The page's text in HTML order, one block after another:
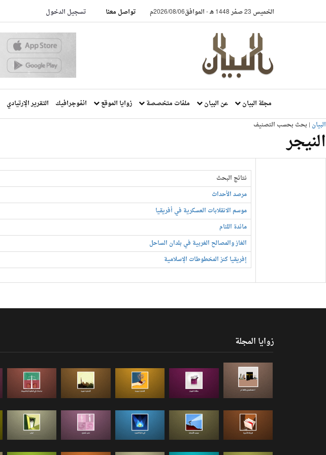
الخميس 23 صفر 1448 هـ -الموافق2026/08/06م تواصل معنا تسجيل الدخول
مجلة البيان عن البيان ملفات متخصصة زوايا الموقع انفوجرافيك التقرير الإرتيادي
البيان | بحث بحسب التصنيف
النيجر
نتائج البحث
مرصد الأحداث
موسم الانقلابات العسكرية في أفريقيا
مائدة اللئام
الغاز والمصالح الغربية في بلدان الساحل
إفريقيا كنز المخطوطات الإسلامية
زوايا المجلة